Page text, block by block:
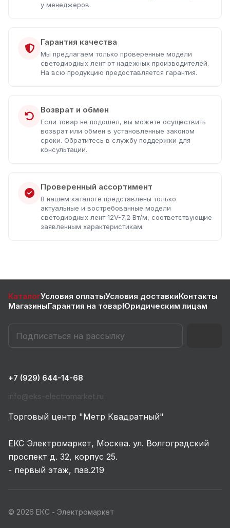
у менеджеров.
Гарантия качества
Мы предлагаем только проверенные модели
светодиодных лент от надежных производителей.
На всю продукцию предоставляется гарантия.
Возврат и обмен
Если товар не подошел, вы можете осуществить
возврат или обмен в установленные законом
сроки. Обратитесь в службу поддержки для
консультации.
Проверенный ассортимент
В нашем каталоге представлены только
актуальные и востребованные модели
светодиодных лент 12V-7,2 Вт/м, соответствующие
заявленным характеристикам.
КаталогУсловия оплатыУсловия доставкиКонтакты
МагазиныГарантия на товарЮридическим лицам
+7 (929) 644-14-68
info@eks-electromarket.ru
Торговый центр "Метр Квадратный"
ЕКС Электромаркет, Москва. ул. Волгоградский
проспект д. 32, корпус 25.
- первый этаж, пав.219
© 2026 ЕКС - Электромаркет